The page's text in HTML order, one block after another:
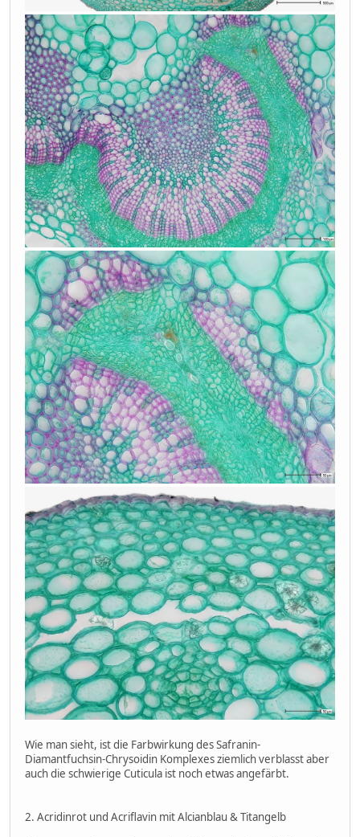
Wie man sieht, ist die Farbwirkung des Safranin-
Diamantfuchsin-Chrysoidin Komplexes ziemlich verblasst aber
auch die schwierige Cuticula ist noch etwas angefärbt.
2. Acridinrot und Acriflavin mit Alcianblau & Titangelb